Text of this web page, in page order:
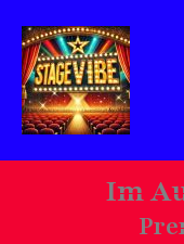
Inhalt
springen
Im